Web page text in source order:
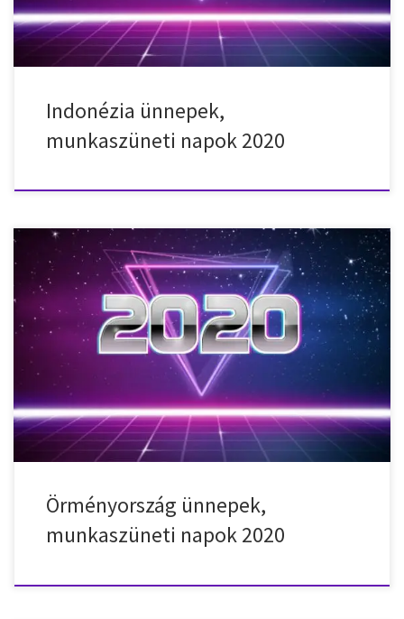
Indonézia ünnepek,
munkaszüneti napok 2020
Nemzeti ünnepek, munkaszüneti napok, ünnepnapok
Örményországban (Armenia) 2020-ban. 2020. január 1. – szerda –
Újév 2020. január 2. – csütörtök – Újév 2020. január 6. – hétfő –
Ortodox karácsony 2020. január 7. – kedd – Ortodox karácsony
2020. január 28. – kedd – Hadsereg napja 2020. március 8. – […]
Örményország ünnepek,
munkaszüneti napok 2020